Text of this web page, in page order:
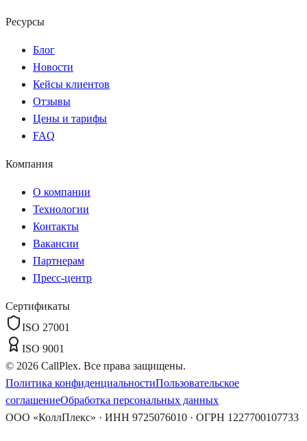
Ресурсы
Блог
Новости
Кейсы клиентов
Отзывы
Цены и тарифы
FAQ
Компания
О компании
Технологии
Контакты
Вакансии
Партнерам
Пресс-центр
Сертификаты
ISO 27001
ISO 9001
© 2026 CallPlex. Все права защищены.
Политика конфиденциальностиПользовательское
соглашениеОбработка персональных данных
ООО «КоллПлекс» · ИНН 9725076010 · ОГРН 1227700107733